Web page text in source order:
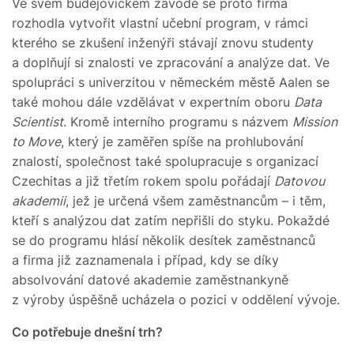
rozhodla vytvořit vlastní učební program, v rámci
kterého se zkušení inženýři stávají znovu studenty
a doplňují si znalosti ve zpracování a analýze dat. Ve
spolupráci s univerzitou v německém městě Aalen se
také mohou dále vzdělávat v expertním oboru Data
Scientist. Kromě interního programu s názvem Mission
to Move, který je zaměřen spíše na prohlubování
znalostí, společnost také spolupracuje s organizací
Czechitas a již třetím rokem spolu pořádají Datovou
akademii, jež je určená všem zaměstnancům – i těm,
kteří s analýzou dat zatím nepřišli do styku. Pokaždé
se do programu hlásí několik desítek zaměstnanců
a firma již zaznamenala i případ, kdy se díky
absolvování datové akademie zaměstnankyně
z výroby úspěšně ucházela o pozici v oddělení vývoje.
Co potřebuje dnešní trh?